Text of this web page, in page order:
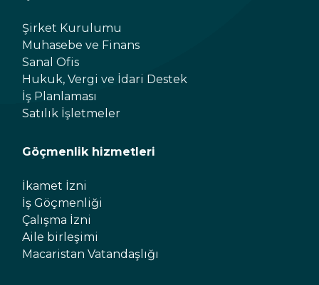
Şirket Kurulumu
Muhasebe ve Finans
Sanal Ofis
Hukuk, Vergi ve İdari Destek
İş Planlaması
Satılık İşletmeler
Göçmenlik hizmetleri
İkamet İzni
İş Göçmenliği
Çalışma İzni
Aile birleşimi
Macaristan Vatandaşlığı